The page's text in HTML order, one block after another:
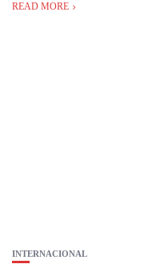
READ MORE
INTERNACIONAL